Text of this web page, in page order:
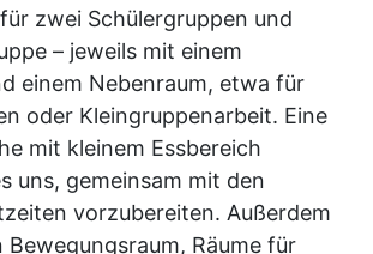
zwei Schülergruppen und
– jeweils mit einem
einem Nebenraum, etwa für
oder Kleingruppenarbeit. Eine
mit kleinem Essbereich
uns, gemeinsam mit den
vorzubereiten. Außerdem
Bewegungsraum, Räume für